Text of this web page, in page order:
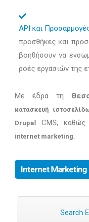
API και
προσθήκες και
βοηθήσουν να
ροές εργασιών της
Με έδρα τη
κατασκευή
Drupal CMS, καθώς
internet marketing.
Internet Marketing
Search